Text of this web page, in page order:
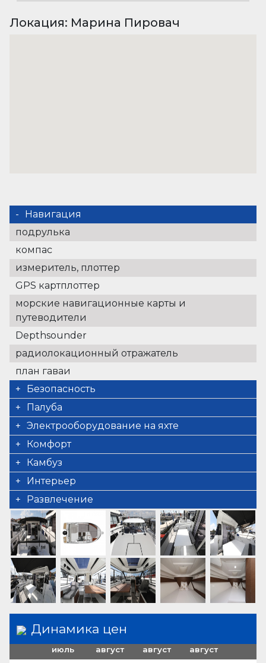
Локация: Марина Пировач
Навигация
подрулька
компас
измеритель, плоттер
GPS картплоттер
морские навигационные карты и
путеводители
Depthsounder
радиолокационный отражатель
план гаваи
Безопасность
спасательная подкова
+ light
факел
резервуар для сточных вод
огнетушитель
Прорезатель сетей награждения
VHF радио
набор инструментов для ремонта
туманный горн
аптечка первой медицинской помощи
проблесковый огонь
сигнальные ракеты и факелы
Палуба
Душ в кокпите
cold water only
лестница для купания
столик кокпита
якорь с цепью
тузик
привальные брусы
швартовые тросы
электрический брашпиль
навесной тент
платформа для купания
Электрооборудование на яхте
обратный преобразователь
отопление
солнечные батареи
Комфорт
подушки кокпита
Sundeck cushions
Камбуз
плита
кухонные принадлежности
газовые балоны
горячая вода
except on cockpit
Холодильник
40l
Интерьер
барометр
Развлечение
FUSION sound system
Динамика цен
июль август август август